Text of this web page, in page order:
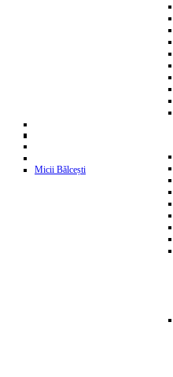
Micii Bălcești